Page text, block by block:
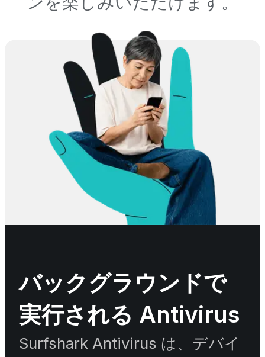
バックグラウンドで
実行される Antivirus
Surfshark Antivirus は、デバイ